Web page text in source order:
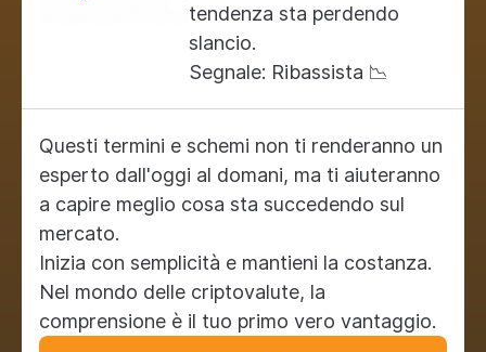
tendenza sta perdendo
slancio.
Segnale: Ribassista 📉
Questi termini e schemi non ti renderanno un
esperto dall'oggi al domani, ma ti aiuteranno
a capire meglio cosa sta succedendo sul
mercato.
Inizia con semplicità e mantieni la costanza.
Nel mondo delle criptovalute, la
comprensione è il tuo primo vero vantaggio.